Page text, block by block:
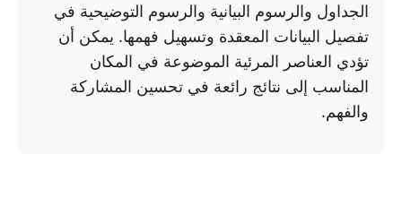
الجداول والرسوم البيانية والرسوم التوضيحية في
تفصيل البيانات المعقدة وتسهيل فهمها. يمكن أن
تؤدي العناصر المرئية الموضوعة في المكان
المناسب إلى نتائج رائعة في تحسين المشاركة
والفهم.